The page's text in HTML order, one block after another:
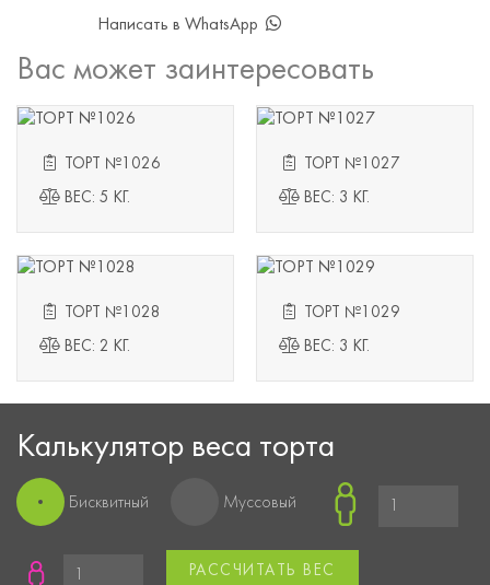
Написать в WhatsApp
Вас может заинтересовать
ТОРТ №1026
ВЕС: 5 КГ.
ТОРТ №1027
ВЕС: 3 КГ.
ТОРТ №1028
ВЕС: 2 КГ.
ТОРТ №1029
ВЕС: 3 КГ.
Калькулятор веса торта
Бисквитный Муссовый
РАССЧИТАТЬ ВЕС